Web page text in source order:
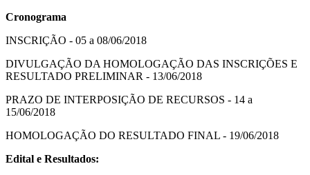
Cronograma
INSCRIÇÃO - 05 a 08/06/2018
DIVULGAÇÃO DA HOMOLOGAÇÃO DAS INSCRIÇÕES E
RESULTADO PRELIMINAR - 13/06/2018
PRAZO DE INTERPOSIÇÃO DE RECURSOS - 14 a
15/06/2018
HOMOLOGAÇÃO DO RESULTADO FINAL - 19/06/2018
Edital e Resultados: